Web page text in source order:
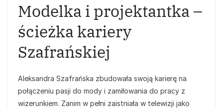
Modelka i projektantka –
ścieżka kariery
Szafrańskiej
Aleksandra Szafrańska zbudowała swoją karierę na
połączeniu pasji do mody i zamiłowania do pracy z
wizerunkiem. Zanim w pełni zaistniała w telewizji jako